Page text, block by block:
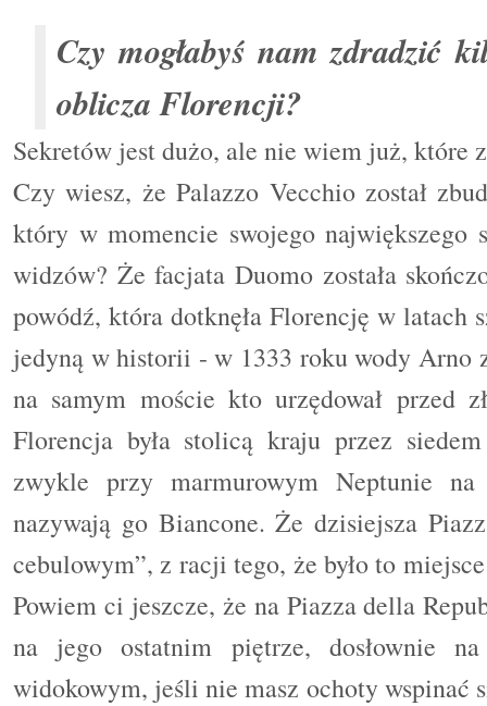
Czy mogłabyś nam zdradzić
oblicza Florencji?
Sekretów jest dużo, ale nie wiem już, które
Czy wiesz, że Palazzo Vecchio został
który w momencie swojego największego
widzów? Że facjata Duomo została
powódź, która dotknęła Florencję w latach
jedyną w historii - w 1333 roku wody Arno
na samym moście kto urzędował przed
Florencja była stolicą kraju przez
zwykle przy marmurowym Neptunie
nazywają go Biancone. Że dzisiejsza
cebulowym”, z racji tego, że było to
Powiem ci jeszcze, że na Piazza della
na jego ostatnim piętrze, dosłownie
widokowym, jeśli nie masz ochoty wspinać